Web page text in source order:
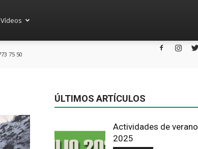
Vídeos
75 50
ÚLTIMOS ARTÍCULOS
Actividades de verano
2025